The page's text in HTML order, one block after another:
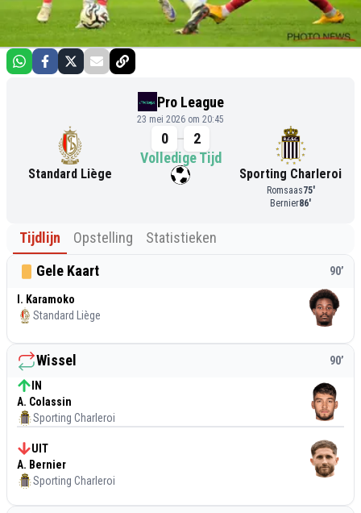
Pro League
23 mei 2026 om 20:45
Standard Liège
0
2
Volledige Tijd
Sporting Charleroi
Romsaas75'
Bernier86'
Tijdlijn Opstelling
Statistieken
Gele Kaart
90’
I. Karamoko
Standard Liège
Wissel 90’
IN
A. Colassin
Sporting Charleroi
UIT
A. Bernier
Sporting Charleroi